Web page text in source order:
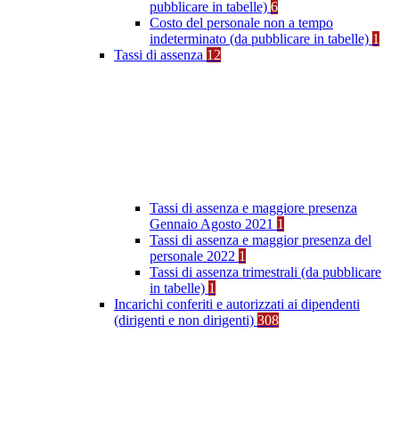
pubblicare in tabelle) 6
Costo del personale non a tempo
indeterminato (da pubblicare in tabelle) 1
Tassi di assenza 12
Tassi di assenza e maggiore presenza
Gennaio Agosto 2021 1
Tassi di assenza e maggior presenza del
personale 2022 1
Tassi di assenza trimestrali (da pubblicare
in tabelle) 1
Incarichi conferiti e autorizzati ai dipendenti
(dirigenti e non dirigenti) 308